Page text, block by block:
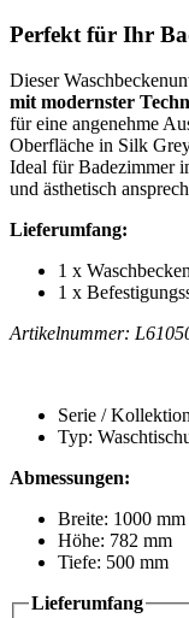
Perfekt für Ihr
Dieser
mit modernster
für eine angenehme
Oberfläche in Silk
Ideal für Badezimmer
und ästhetisch
Lieferumfang:
1 x
1 x
Artikelnummer:
Serie /
Typ:
Abmessungen:
Breite: 1000 mm
Höhe: 782 mm
Tiefe: 500 mm
Lieferumfang